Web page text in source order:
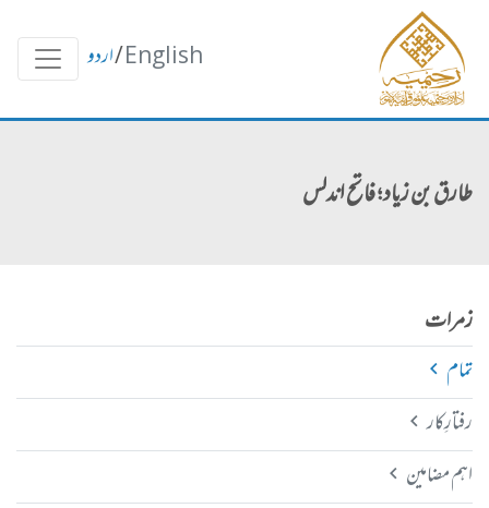
English
/اردو
طارق بن زیاد ؛ فاتح اندلس
زمرات
تمام
رفتارِکار
اہم مضامین